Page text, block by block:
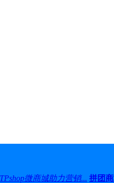
微商城助力营销... 拼团